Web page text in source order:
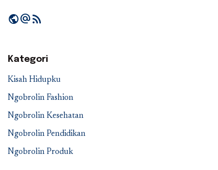
publicalternate_emailrss_feed
Kategori
Kisah Hidupku
Ngobrolin Fashion
Ngobrolin Kesehatan
Ngobrolin Pendidikan
Ngobrolin Produk